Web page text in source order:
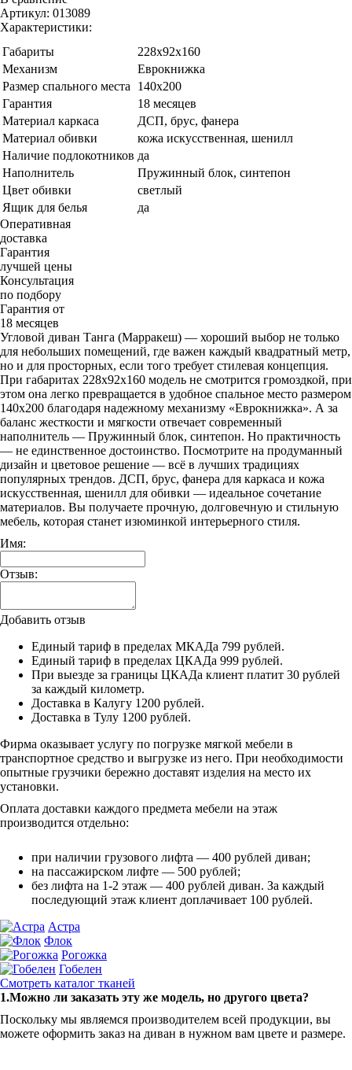
Артикул: 013089
Характеристики:
Габариты
228x92x160
Механизм
Еврокнижка
Размер спального места
140x200
Гарантия
18 месяцев
Материал каркаса
ДСП, брус, фанера
Материал обивки
кожа искусственная, шенилл
Наличие подлокотников да
Наполнитель
Пружинный блок, синтепон
Цвет обивки
светлый
Ящик для белья
да
Оперативная
доставка
Гарантия
лучшей цены
Консультация
по подбору
Гарантия от
18 месяцев
Угловой диван Танга (Марракеш) — хороший выбор не только
для небольших помещений, где важен каждый квадратный метр,
но и для просторных, если того требует стилевая концепция.
При габаритах 228x92x160 модель не смотрится громоздкой, при
этом она легко превращается в удобное спальное место размером
140x200 благодаря надежному механизму «Еврокнижка». А за
баланс жесткости и мягкости отвечает современный
наполнитель — Пружинный блок, синтепон. Но практичность
— не единственное достоинство. Посмотрите на продуманный
дизайн и цветовое решение — всё в лучших традициях
популярных трендов. ДСП, брус, фанера для каркаса и кожа
искусственная, шенилл для обивки — идеальное сочетание
материалов. Вы получаете прочную, долговечную и стильную
мебель, которая станет изюминкой интерьерного стиля.
Имя:
Отзыв:
Добавить отзыв
Единый тариф в пределах МКАДа 799 рублей.
Единый тариф в пределах ЦКАДа 999 рублей.
При выезде за границы ЦКАДа клиент платит 30 рублей
за каждый километр.
Доставка в Калугу 1200 рублей.
Доставка в Тулу 1200 рублей.
Фирма оказывает услугу по погрузке мягкой мебели в
транспортное средство и выгрузке из него. При необходимости
опытные грузчики бережно доставят изделия на место их
установки.
Оплата доставки каждого предмета мебели на этаж
производится отдельно:
при наличии грузового лифта — 400 рублей диван;
на пассажирском лифте — 500 рублей;
без лифта на 1-2 этаж — 400 рублей диван. За каждый
последующий этаж клиент доплачивает 100 рублей.
Астра
Флок
Рогожка
Гобелен
Смотреть каталог тканей
1.Можно ли заказать эту же модель, но другого цвета?
Поскольку мы являемся производителем всей продукции, вы
можете оформить заказ на диван в нужном вам цвете и размере.